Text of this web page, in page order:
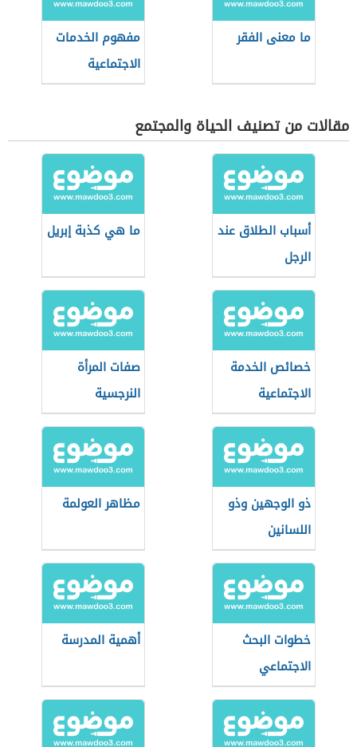
ما معنى الفقر
مفهوم الخدمات
الاجتماعية
مقالات من تصنيف الحياة والمجتمع
أسباب الطلاق عند
الرجل
ما هي كذبة إبريل
خصائص الخدمة
الاجتماعية
صفات المرأة
النرجسية
ذو الوجهين وذو
اللسانين
مظاهر العولمة
خطوات البحث
الاجتماعي
أهمية المدرسة